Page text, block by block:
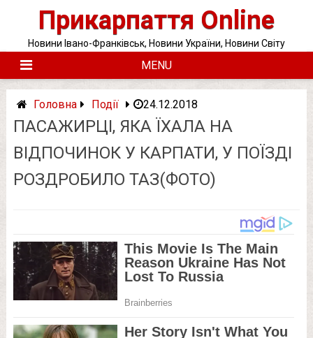
Прикарпаття Online
Новини Івано-Франківськ, Новини України, Новини Світу
MENU
Головна Події 24.12.2018
ПАСАЖИРЦІ, ЯКА ЇХАЛА НА
ВІДПОЧИНОК У КАРПАТИ, У ПОЇЗДІ
РОЗДРОБИЛО ТАЗ(ФОТО)